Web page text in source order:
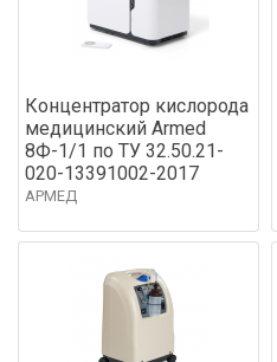
Концентратор кислорода
медицинский Armed
8Ф-1/1 по ТУ 32.50.21-
020-13391002-2017
АРМЕД